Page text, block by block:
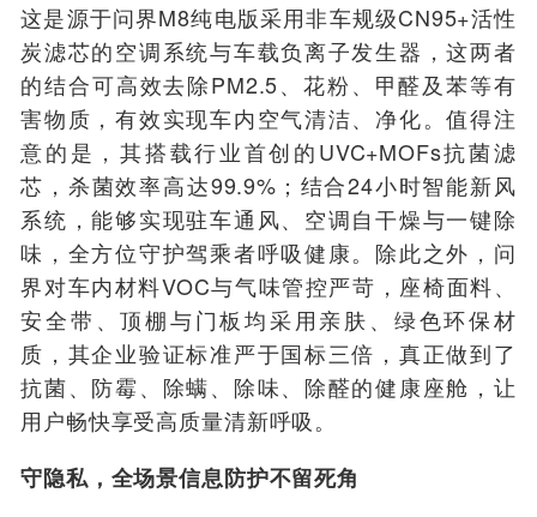
这是源于问界M8纯电版采用非车规级CN95+活性
炭滤芯的空调系统与车载负离子发生器，这两者
的结合可高效去除PM2.5、花粉、甲醛及苯等有
害物质，有效实现车内空气清洁、净化。值得注
意的是，其搭载行业首创的UVC+MOFs抗菌滤
芯，杀菌效率高达99.9%；结合24小时智能新风
系统，能够实现驻车通风、空调自干燥与一键除
味，全方位守护驾乘者呼吸健康。除此之外， 问
界对车内材料VOC与气味管控严苛， 座椅面料、
安全带、顶棚与门板均采用亲肤、绿色环保材
质， 其企业验证标准严于国标三倍，真正做到了
抗菌、防霉、除螨、除味、除醛的健康座舱，让
用户畅快享受高质量清新呼吸。
守隐私，全场景信息防护不留死角